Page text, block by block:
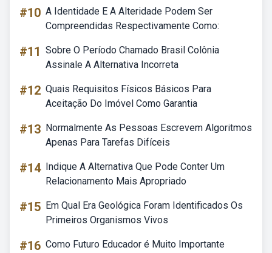
#10 A Identidade E A Alteridade Podem Ser
Compreendidas Respectivamente Como:
#11 Sobre O Período Chamado Brasil Colônia
Assinale A Alternativa Incorreta
#12 Quais Requisitos Físicos Básicos Para
Aceitação Do Imóvel Como Garantia
#13 Normalmente As Pessoas Escrevem Algoritmos
Apenas Para Tarefas Difíceis
#14 Indique A Alternativa Que Pode Conter Um
Relacionamento Mais Apropriado
#15 Em Qual Era Geológica Foram Identificados Os
Primeiros Organismos Vivos
#16 Como Futuro Educador é Muito Importante